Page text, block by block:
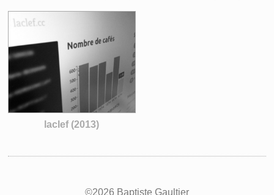
laclef (2013)
©2026 Baptiste Gaultier